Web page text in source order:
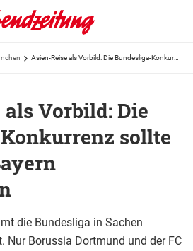
Asien-Reise als Vorbild: Die Bundesliga-Konkurrenz sollte es dem FC Bayern nachmachen
Vorbild: Die
sollte
die Bundesliga in Sachen
Nur Borussia Dortmund und der FC